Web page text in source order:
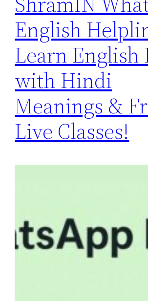
English
Learn English
with Hindi
Meanings &
Live Classes!